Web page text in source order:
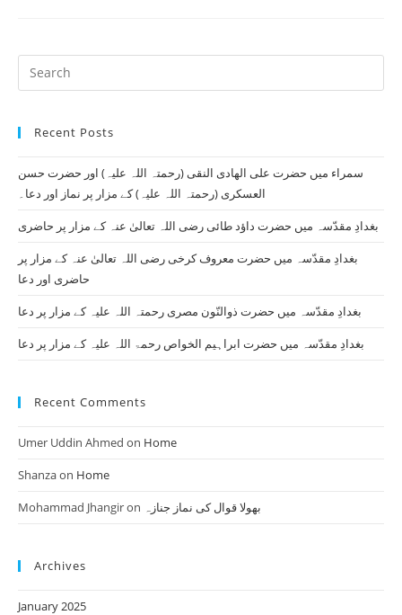
Tour
Recent Posts
سمراء میں حضرت علی الھادی النقی (رحمتہ اللہ علیہ) اور حضرت حسن
العسکری (رحمتہ اللہ علیہ) کے مزار پر نماز اور دعا۔
بغدادِ مقدّسہ میں حضرت داؤد طائی رضی اللہ تعالیٰ عنہ کے مزار پر حاضری
بغدادِ مقدّسہ میں حضرت معروف کرخی رضی اللہ تعالیٰ عنہ کے مزار پر
حاضری اور دعا
بغدادِ مقدّسہ میں حضرت ذوالنّون مصری رحمتہ اللہ علیہ کے مزار پر دعا
بغدادِ مقدّسہ میں حضرت ابراہیم الخواص رحمۃ اللہ علیہ کے مزار پر دعا
Recent Comments
Umer Uddin Ahmed on Home
Shanzaon Home
Mohammad Jhangiron بھولا قوال کی نماز جنازہ
Archives
January 2025